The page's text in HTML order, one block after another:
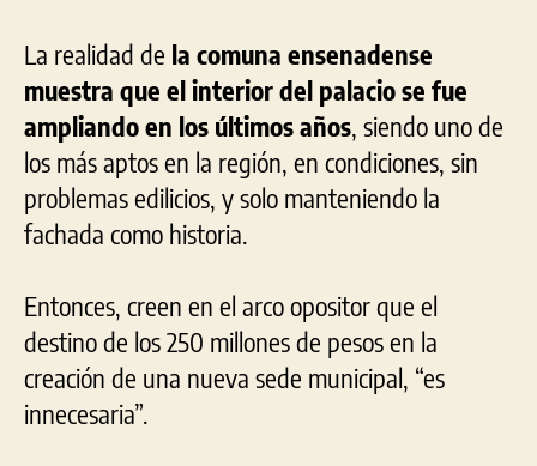
La realidad de la comuna ensenadense
muestra que el interior del palacio se fue
ampliando en los últimos años, siendo uno de
los más aptos en la región, en condiciones, sin
problemas edilicios, y solo manteniendo la
fachada como historia.
Entonces, creen en el arco opositor que el
destino de los 250 millones de pesos en la
creación de una nueva sede municipal, “es
innecesaria”.